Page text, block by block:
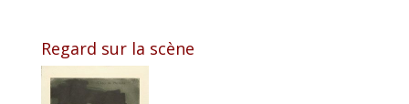
Regard sur la scène